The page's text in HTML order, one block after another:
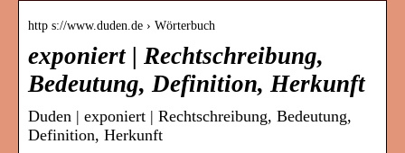
http s://www.duden.de › Wörterbuch
exponiert | Rechtschreibung,
Bedeutung, Definition, Herkunft
Duden | exponiert | Rechtschreibung, Bedeutung,
Definition, Herkunft